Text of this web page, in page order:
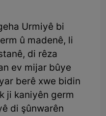
Urmiyê bi
û madenê, li
di rêza
ev mijar bûye
berê xwe bidin
ji kaniyên germ
di şûnwarên